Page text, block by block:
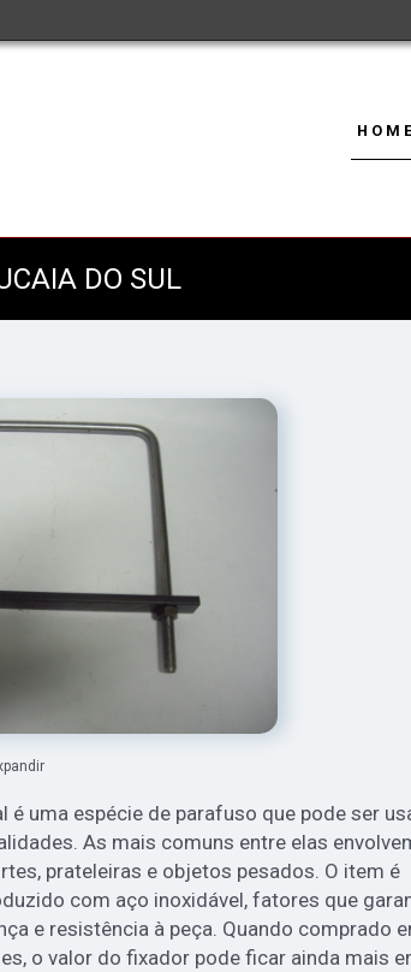
HOME
DO SUL
é uma espécie de parafuso que pode ser
As mais comuns entre elas
prateleiras e objetos pesados. O item é
com aço inoxidável, fatores que
e resistência à peça. Quando comprado
o valor do fixador pode ficar ainda mais